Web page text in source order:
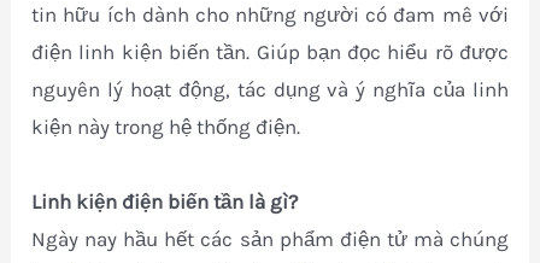
tin hữu ích dành cho những người có đam mê với
điện linh kiện biến tần. Giúp bạn đọc hiểu rõ được
nguyên lý hoạt động, tác dụng và ý nghĩa của linh
kiện này trong hệ thống điện.
Linh kiện điện biến tần là gì?
Ngày nay hầu hết các sản phẩm điện tử mà chúng